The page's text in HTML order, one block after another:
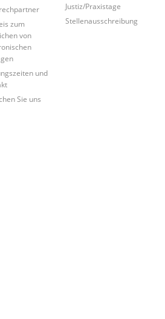
zum
von
und
Sie uns
Justiz/Praxistage
Stellenausschreibung